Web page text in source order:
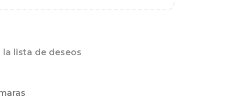
la lista de deseos